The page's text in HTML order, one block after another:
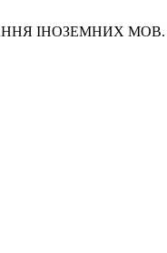
IНОЗЕМНИХ МОВ.